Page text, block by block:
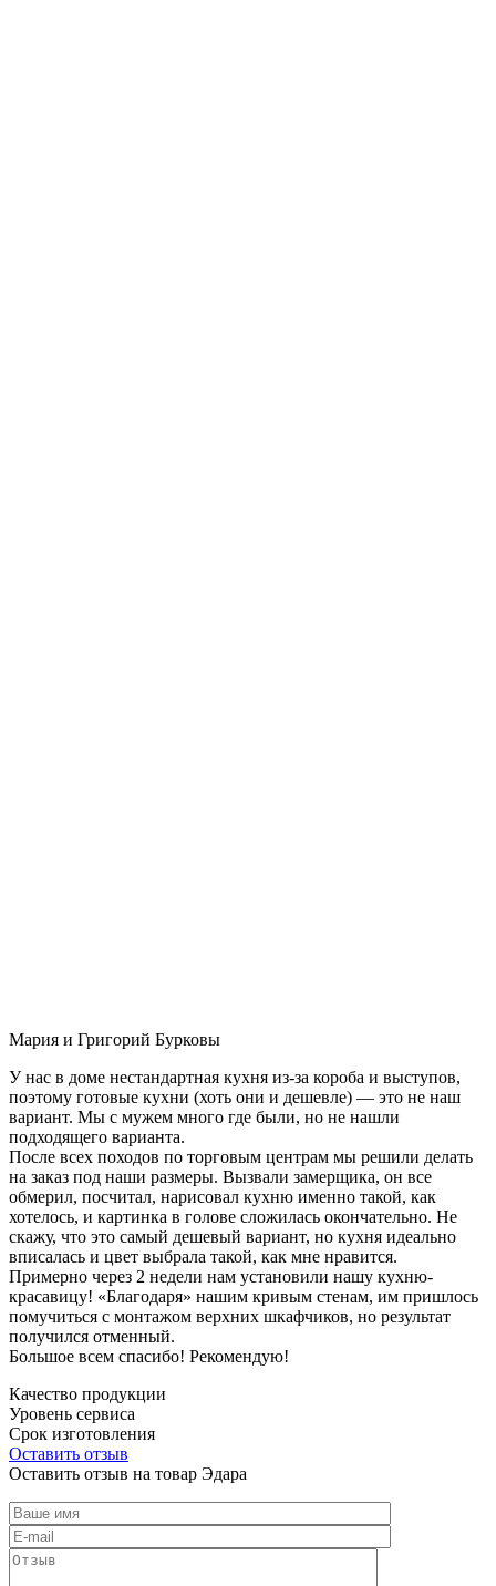
Мария и Григорий Бурковы
У нас в доме нестандартная кухня из-за короба и выступов,
поэтому готовые кухни (хоть они и дешевле) — это не наш
вариант. Мы с мужем много где были, но не нашли
подходящего варианта.
После всех походов по торговым центрам мы решили делать
на заказ под наши размеры. Вызвали замерщика, он все
обмерил, посчитал, нарисовал кухню именно такой, как
хотелось, и картинка в голове сложилась окончательно. Не
скажу, что это самый дешевый вариант, но кухня идеально
вписалась и цвет выбрала такой, как мне нравится.
Примерно через 2 недели нам установили нашу кухню-
красавицу! «Благодаря» нашим кривым стенам, им пришлось
помучиться с монтажом верхних шкафчиков, но результат
получился отменный.
Большое всем спасибо! Рекомендую!
Качество продукции
Уровень сервиса
Срок изготовления
Оставить отзыв
Оставить отзыв на товар Эдара